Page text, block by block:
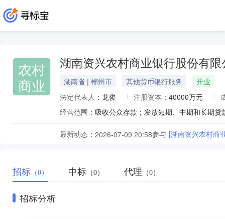
农村
商业
湖南资兴农村商业银行股份有限
湖南省 | 郴州市 其他货币银行服务
开业
法定代表人： 龙俊 注册资本： 40000万元
经营范围：
最新动态： 2026-07-09 20:58参与 [湖南资兴农村商
招标 （0） 中标 （0） 代理 （0）
招标分析